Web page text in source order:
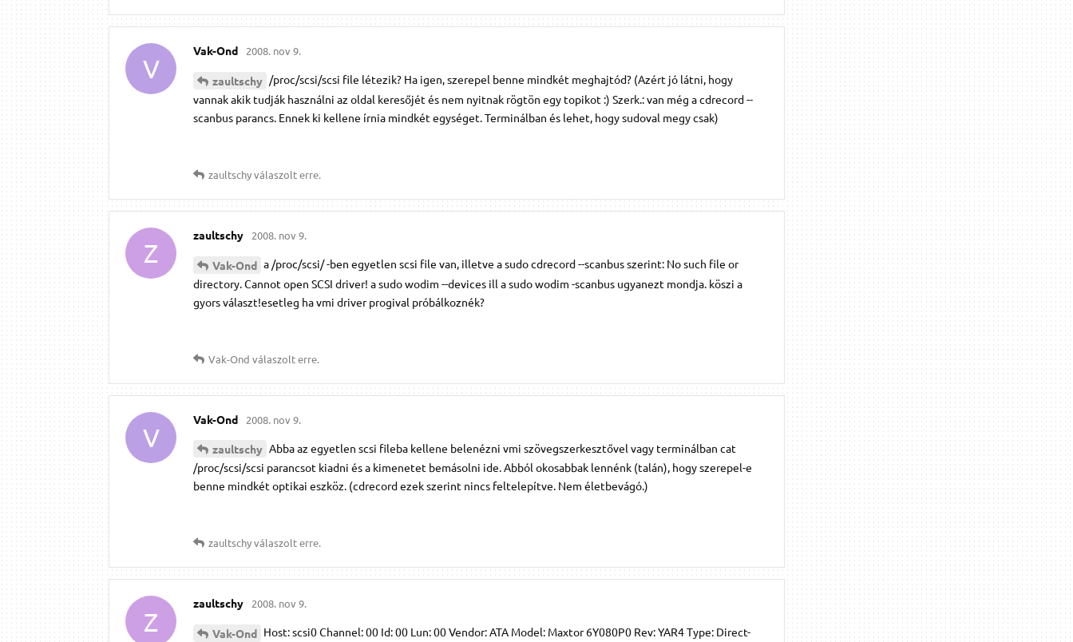
V
Vak-Ond 2008. nov 9.
zaultschy /proc/scsi/scsi file létezik? Ha igen, szerepel benne mindkét meghajtód? (Azért jó látni, hogy
vannak akik tudják használni az oldal keresőjét és nem nyitnak rögtön egy topikot :) Szerk.: van még a cdrecord --
scanbus parancs. Ennek ki kellene írnia mindkét egységet. Terminálban és lehet, hogy sudoval megy csak)
zaultschyválaszolt erre.
Z
zaultschy 2008. nov 9.
Vak-Ond a /proc/scsi/ -ben egyetlen scsi file van, illetve a sudo cdrecord --scanbus szerint: No such file or
directory. Cannot open SCSI driver! a sudo wodim --devices ill a sudo wodim -scanbus ugyanezt mondja. köszi a
gyors választ!esetleg ha vmi driver progival próbálkoznék?
Vak-Ond válaszolt erre.
V
Vak-Ond 2008. nov 9.
zaultschy Abba az egyetlen scsi fileba kellene belenézni vmi szövegszerkesztővel vagy terminálban cat
/proc/scsi/scsi parancsot kiadni és a kimenetet bemásolni ide. Abból okosabbak lennénk (talán), hogy szerepel-e
benne mindkét optikai eszköz. (cdrecord ezek szerint nincs feltelepítve. Nem életbevágó.)
zaultschyválaszolt erre.
Z
zaultschy 2008. nov 9.
Vak-Ond Host: scsi0 Channel: 00 Id: 00 Lun: 00 Vendor: ATA Model: Maxtor 6Y080P0 Rev: YAR4 Type: Direct-